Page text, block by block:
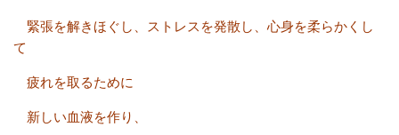
緊張を解きほぐし、ストレスを発散し、心身を柔らかくし
て
疲れを取るために
新しい血液を作り、